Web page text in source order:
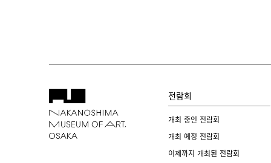
전람회
개최 중인 전람회
개최 예정 전람회
이제까지 개최된 전람회